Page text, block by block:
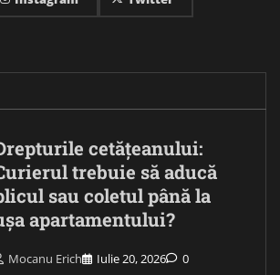
cetățeanului:
trebuie să aducă
sau coletul până la
apartamentului?
Mocanu Erich Iulie 20, 2026 0